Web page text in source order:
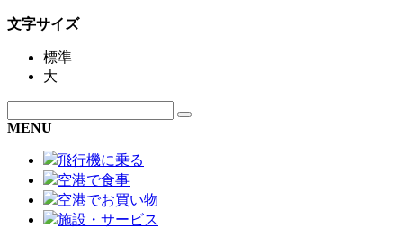
文字サイズ
標準
大
MENU
飛行機に乗る
空港で食事
空港でお買い物
施設・サービス